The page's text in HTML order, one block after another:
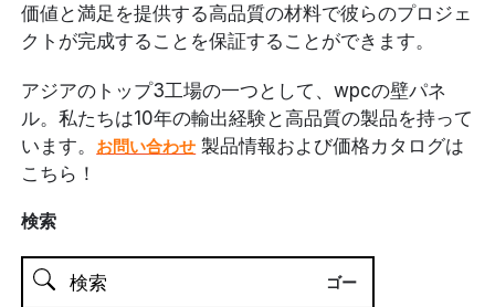
価値と満足を提供する高品質の材料で彼らのプロジェ
クトが完成することを保証することができます。
アジアのトップ3工場の一つとして、wpcの壁パネ
ル。私たちは10年の輸出経験と高品質の製品を持って
います。 お問い合わせ 製品情報および価格カタログは
こちら！
検索